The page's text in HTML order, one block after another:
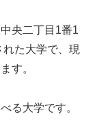
央二丁目1番1
た大学で、現
す。
る大学です。